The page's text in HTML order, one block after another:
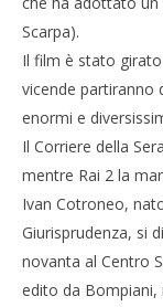
Scarpa).
Il film è stato
vicende partiranno
enormi e
Il Corriere della
mentre Rai 2 la
Ivan Cotroneo,
Giurisprudenza, si
novanta al Centro
edito da Bompiani,